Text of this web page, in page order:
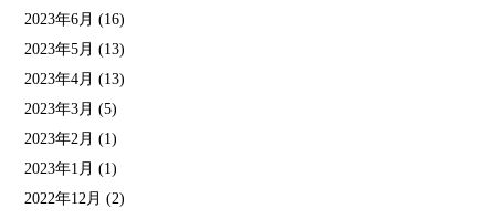
2023年6月 (16)
2023年5月 (13)
2023年4月 (13)
2023年3月 (5)
2023年2月 (1)
2023年1月 (1)
2022年12月 (2)